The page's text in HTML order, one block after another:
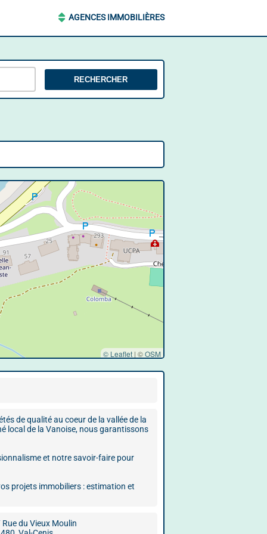
AGENCES IMMOBILIÈRES
RECHERCHER
© Leaflet | ©OSM
de qualité au coeur de la vallée de la
local de la Vanoise, nous garantissons
et notre savoir-faire pour
projets immobiliers : estimation et
Rue du Vieux Moulin